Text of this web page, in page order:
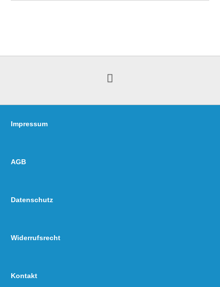
Impressum
AGB
Datenschutz
Widerrufsrecht
Kontakt